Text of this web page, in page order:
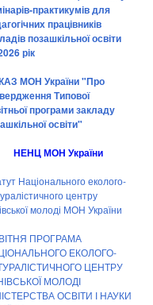
практикумів для
працівників
позашкільної освіти
рік
МОН України "Про
Типової
програми закладу
освіти"
НЕНЦ МОН України
Національного еколого-
центру
молоді МОН України
ПРОГРАМА
ЕКОЛОГО-
ЦЕНТРУ
МОЛОДІ
ОСВІТИ І НАУКИ